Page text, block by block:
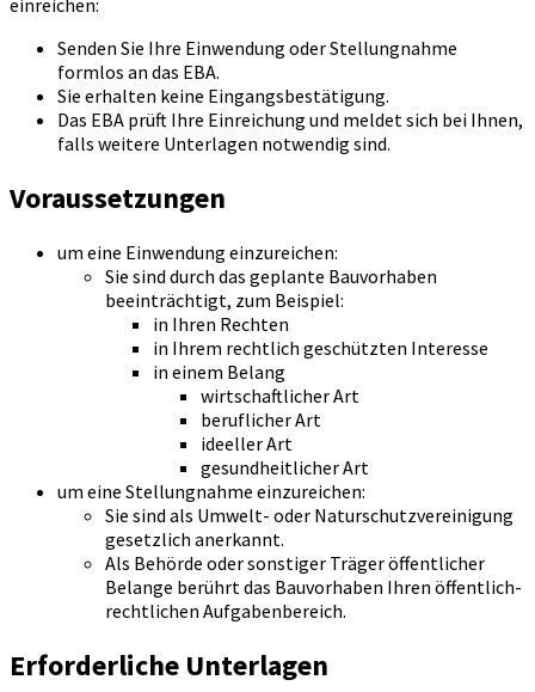
Senden Sie Ihre Einwendung oder Stellungnahme
formlos an das EBA.
Sie erhalten keine Eingangsbestätigung.
Das EBA prüft Ihre Einreichung und meldet sich bei Ihnen,
falls weitere Unterlagen notwendig sind.
Voraussetzungen
um eine Einwendung einzureichen:
Sie sind durch das geplante Bauvorhaben
beeinträchtigt, zum Beispiel:
in Ihren Rechten
in Ihrem rechtlich geschützten Interesse
in einem Belang
wirtschaftlicher Art
beruflicher Art
ideeller Art
gesundheitlicher Art
um eine Stellungnahme einzureichen:
Sie sind als Umwelt- oder Naturschutzvereinigung
gesetzlich anerkannt.
Als Behörde oder sonstiger Träger öffentlicher
Belange berührt das Bauvorhaben Ihren öffentlich-
rechtlichen Aufgabenbereich.
Erforderliche Unterlagen